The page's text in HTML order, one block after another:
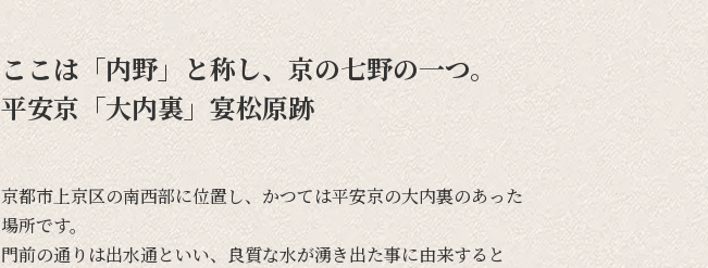
ここは「内野」と称し、京の七野の一つ。
平安京「大内裏」宴松原跡
京都市上京区の南西部に位置し、 かつては平安京の大内裏のあった
場所です。
門前の通りは出水通といい、 良質な水が湧き出た事に由来すると